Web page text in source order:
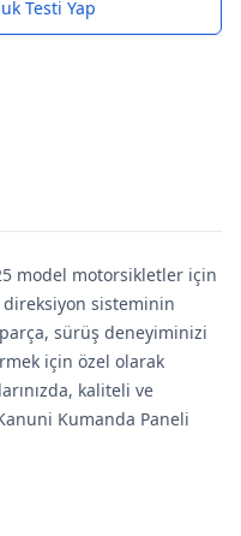
Testi Yap
model motorsikletler için
direksiyon sisteminin
sürüş deneyiminizi
için özel olarak
kaliteli ve
Kumanda Paneli